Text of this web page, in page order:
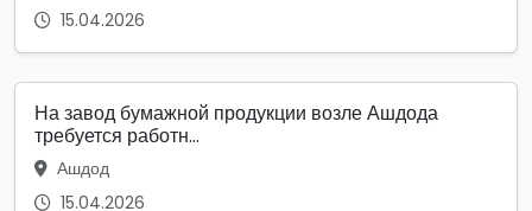
15.04.2026
На завод бумажной продукции возле Ашдода
требуется работн...
Ашдод
15.04.2026